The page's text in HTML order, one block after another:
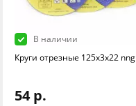
В наличии
Круги отрезные 125х3х22 nng
54 р.